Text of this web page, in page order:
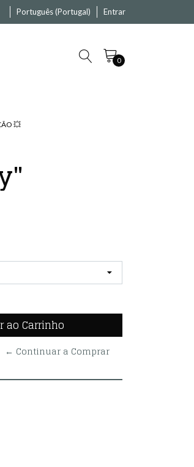
Português (Portugal) Entrar
0
💥
← Continuar a Comprar